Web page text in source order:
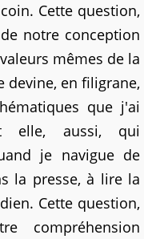
Cette question,
notre conception
mêmes de la
devine, en filigrane,
que j'ai
elle, aussi, qui
je navigue de
la presse, à lire la
Cette question,
compréhension